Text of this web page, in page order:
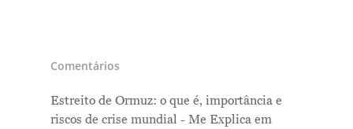
Comentários
Estreito de Ormuz: o que é, importância e
riscos de crise mundial - Me Explica em